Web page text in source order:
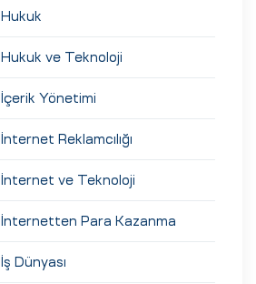
Hukuk
Hukuk ve Teknoloji
İçerik Yönetimi
İnternet Reklamcılığı
İnternet ve Teknoloji
İnternetten Para Kazanma
İş Dünyası